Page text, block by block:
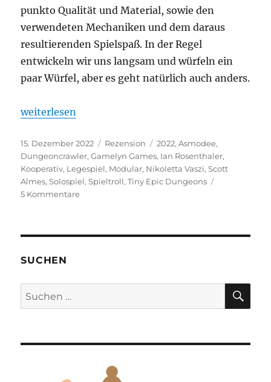
punkto Qualität und Material, sowie den
verwendeten Mechaniken und dem daraus
resultierenden Spielspaß. In der Regel
entwickeln wir uns langsam und würfeln ein
paar Würfel, aber es geht natürlich auch anders.
„Tiny Epic Dungeons – Dungeoncrawler oder
weiterlesen
Veröffentlicht
am
15. Dezember 2022 Kategorien
Rezension Schlagwörter
2022,Asmodee,
Dungeoncrawler,Gamelyn Games, Ian Rosenthaler,
Kooperativ, Legespiel, Modular, Nikoletta Vaszi,Scott
Almes,Solospiel,Spieltroll,Tiny Epic Dungeons
5 Kommentarezu
Puzzlespiel?
SUCHEN
Suchen
nach: